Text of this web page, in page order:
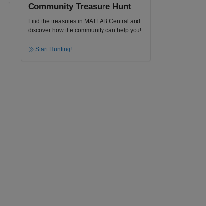
Community Treasure Hunt
Find the treasures in MATLAB Central and
discover how the community can help you!
Start Hunting!